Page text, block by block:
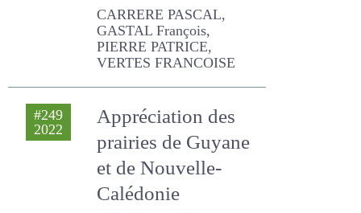
CARRERE PASCAL, GASTAL
François, PIERRE PATRICE,
VERTES FRANCOISE
#249
2022
prairies de Guyane
et de Nouvelle-
Calédonie